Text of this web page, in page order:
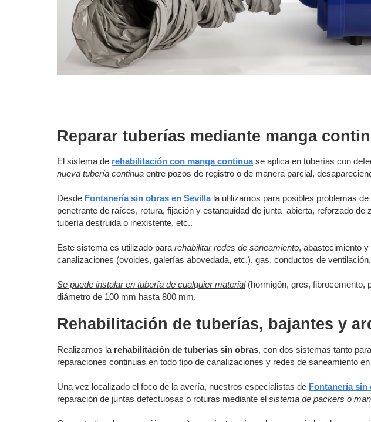
Reparar tuberías mediante manga
El sistema de rehabilitación con manga continuase aplica en tuberías con
nueva tubería continua entre pozos de registro o de manera parcial,
Desde Fontanería sin obras en Sevilla la utilizamos para posibles problemas
penetrante de raíces, rotura, fijación y estanquidad de junta abierta, reforzado de
tubería destruida o inexistente, etc..
Este sistema es utilizado para rehabilitar redes de saneamiento, abastecimiento
canalizaciones (ovoides, galerías abovedada, etc.), gas, conductos de
Se puede instalar en tubería de cualquier material(hormigón, gres, fibrocemento,
diámetro de 100 mm hasta 800 mm.
Rehabilitación de tuberías, bajantes y
Realizamos la rehabilitación de tuberías sin obras, con dos sistemas tanto
reparaciones continuas en todo tipo de canalizaciones y redes de saneamiento
Una vez localizado el foco de la avería, nuestros especialistas de Fontanería sin
reparación de juntas defectuosas o roturas mediante el sistema de packers o